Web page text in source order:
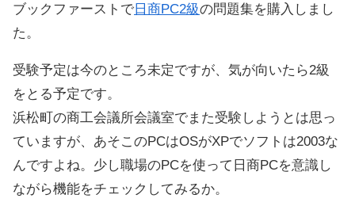
ブックファーストで 日商PC2級の問題集を購入しまし
た。
受験予定は今のところ未定ですが、気が向いたら2級
をとる予定です。
浜松町の商工会議所会議室でまた受験しようとは思っ
ていますが、あそこのPCはOSがXPでソフトは2003な
んですよね。少し職場のPCを使って日商PCを意識し
ながら機能をチェックしてみるか。